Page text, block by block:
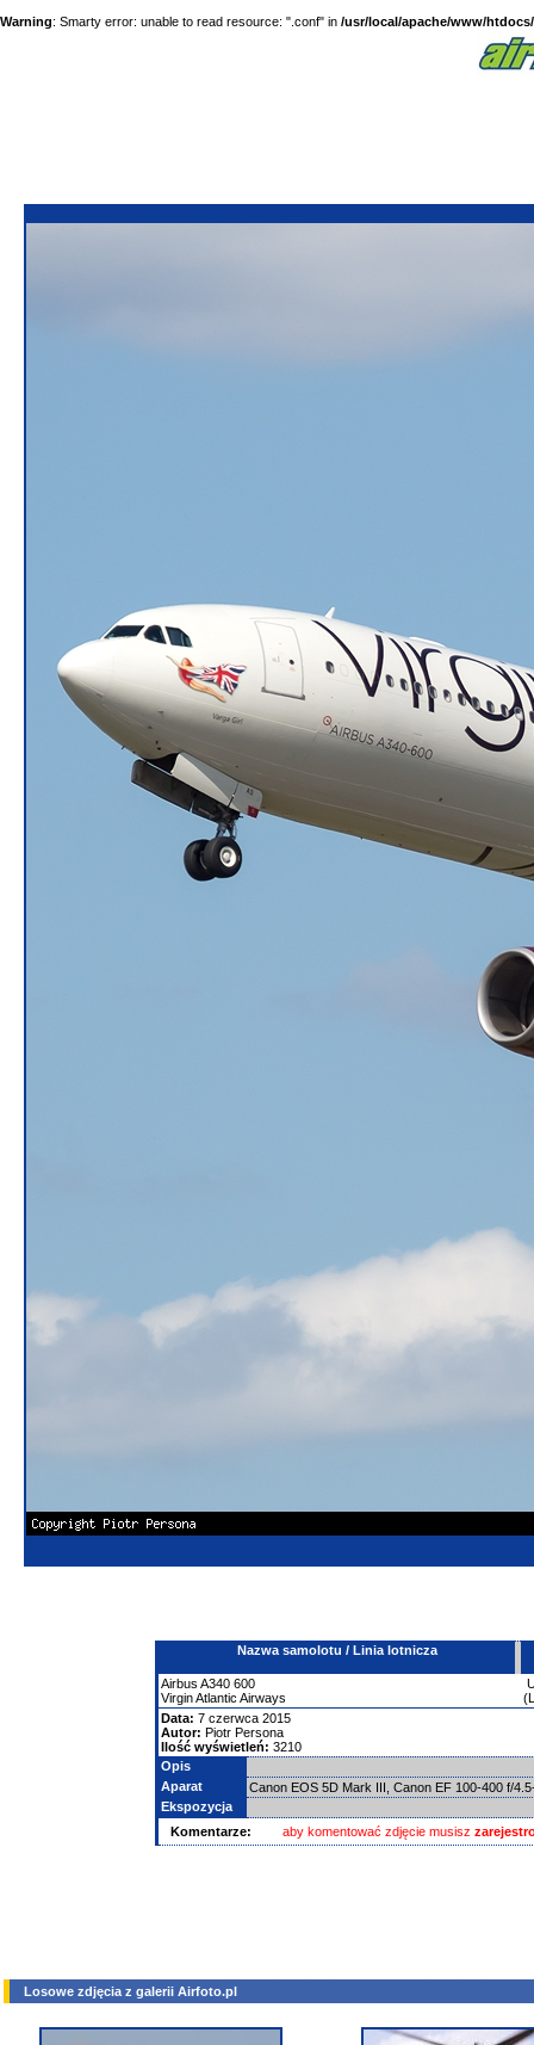
Warning: Smarty error: unable to read resource: ".conf" in /usr/local/apache/www/
Nazwa samolotu / Linia lotnicza
Airbus A340 600
Virgin Atlantic Airways
Data: 7 czerwca 2015
Autor: Piotr Persona
Ilość wyświetleń: 3210
Opis
Aparat
Canon EOS 5D Mark III, Canon EF 100-400 f/
Ekspozycja
Komentarze:
aby komentować zdjęcie musisz
Losowe zdjęcia z galerii Airfoto.pl